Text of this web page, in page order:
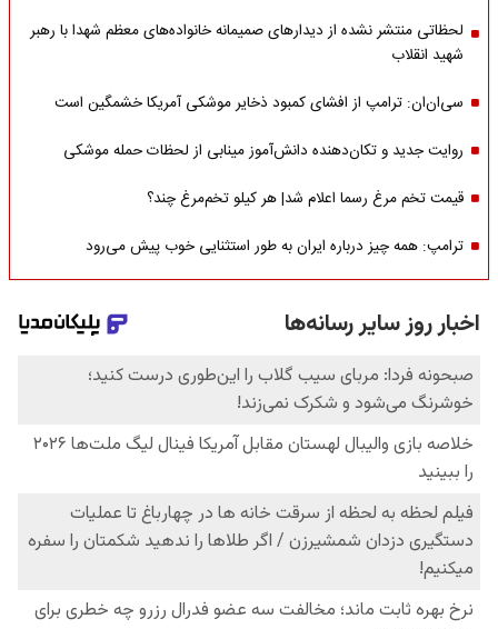
لحظاتی منتشر نشده از دیدارهای صمیمانه خانواده‌های معظم شهدا با رهبر
شهید انقلاب
سی‌ان‌ان: ترامپ از افشای کمبود ذخایر موشکی آمریکا خشمگین است
روایت جدید و تکان‌دهنده دانش‌آموز مینابی از لحظات حمله موشکی
قیمت تخم مرغ رسما اعلام شد| هر کیلو تخم‌مرغ چند؟
ترامپ: همه چیز درباره ایران به طور استثنایی خوب پیش می‌رود